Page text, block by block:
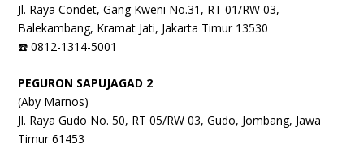
Jl. Raya Condet, Gang Kweni No.31, RT 01/RW 03,
Balekambang, Kramat Jati, Jakarta Timur 13530
☎️ 0812-1314-5001
PEGURON SAPUJAGAD 2
(Aby Marnos)
Jl. Raya Gudo No. 50, RT 05/RW 03, Gudo, Jombang, Jawa
Timur 61453